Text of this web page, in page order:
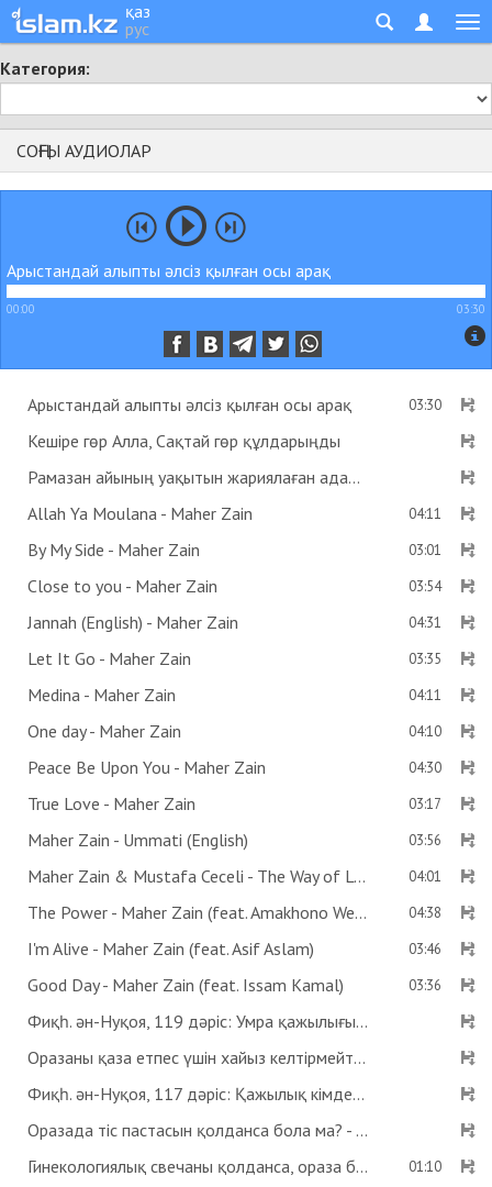
қаз
рус
Категория:
СОҢҒЫ АУДИОЛАР
Арыстандай алыпты әлсіз қылған осы арақ
00:00 03:30
Арыстандай алыпты әлсіз қылған осы арақ 03:30
Кешіре гөр Алла, Сақтай гөр құлдарыңды
Рамазан айының уақытын жариялаған адам пейіштік деген хадис бар ма? - Абдусамат Қасым
Allah Ya Moulana - Maher Zain
04:11
By My Side - Maher Zain 03:01
Close to you - Maher Zain 03:54
Jannah (English) - Maher Zain 04:31
Let It Go - Maher Zain 03:35
Medina - Maher Zain 04:11
One day - Maher Zain 04:10
Peace Be Upon You - Maher Zain 04:30
True Love - Maher Zain 03:17
Maher Zain - Ummati (English) 03:56
Maher Zain & Mustafa Ceceli - The Way of Love 04:01
The Power - Maher Zain (feat. Amakhono We Sintu) 04:38
I'm Alive - Maher Zain (feat. Asif Aslam) 03:46
Good Day - Maher Zain (feat. Issam Kamal) 03:36
Фиқһ. ән-Нуқоя, 119 дәріс: Умра қажылығы - Абдусамат Қасым
Оразаны қаза етпес үшін хайыз келтірмейтін дәрі ішсе бола ма? Көзге дәрі тамызса ораза бұзыла ма? - Абдусамат Қасым
Фиқһ. ән-Нуқоя, 117 дәріс: Қажылық кімдерге парыз? - Абдусамат Қасым
Оразада тіс пастасын қолданса бола ма? - Абдусамат Қасым
Гинекологиялық свечаны қолданса, ораза бұзыла ма? - Абдусамат Қасым
01:10